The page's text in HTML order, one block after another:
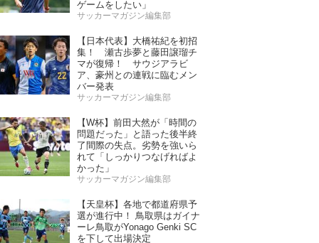
ゲームをしたい」
サッカーマガジン編集部
【日本代表】大橋祐紀を初招
集！ 瀬古歩夢と藤田譲瑠チ
マが復帰！ サウジアラビ
ア、豪州との連戦に臨むメン
バー発表
サッカーマガジン編集部
【W杯】前田大然が「時間の
問題だった」と語った後半終
了間際の失点。劣勢を強いら
れて「しっかりつなげればよ
かった」
サッカーマガジン編集部
【天皇杯】各地で都道府県予
選が進行中！ 鳥取県はガイナ
ーレ鳥取がYonago Genki SC
を下して出場決定